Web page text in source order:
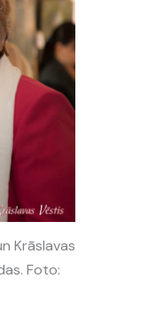
Krāslavas
Foto: